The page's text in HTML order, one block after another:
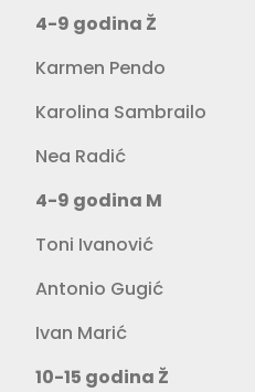
4-9 godina Ž
Karmen Pendo
Karolina Sambrailo
Nea Radić
4-9 godina M
Toni Ivanović
Antonio Gugić
Ivan Marić
10-15 godina Ž